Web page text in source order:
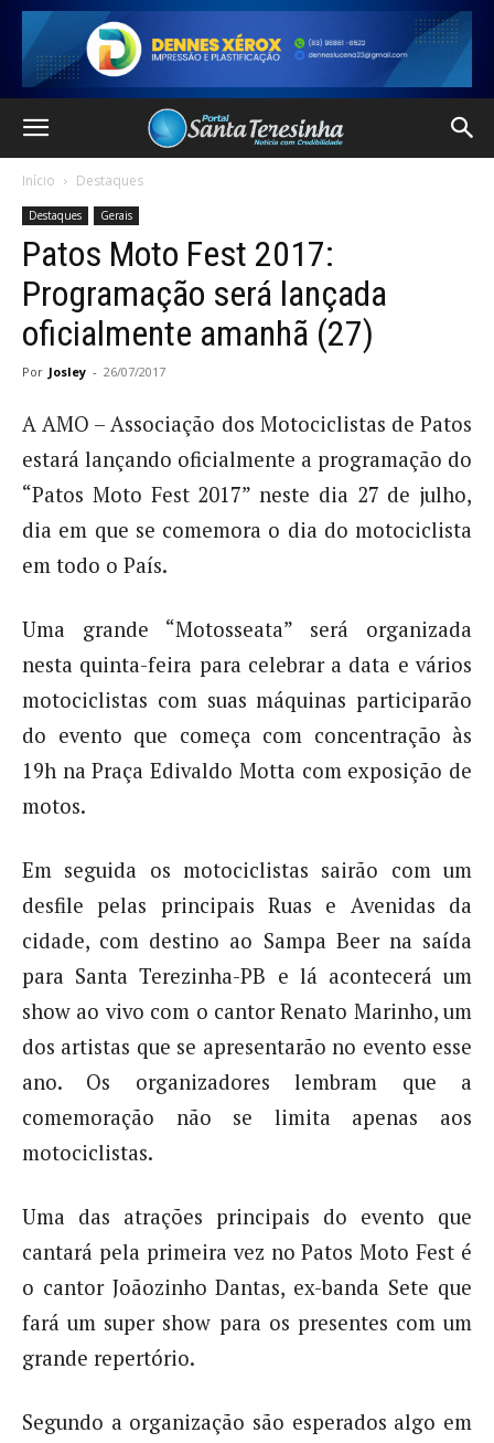
Início Destaques
Destaques Gerais
Patos Moto Fest 2017:
Programação será lançada
oficialmente amanhã (27)
Por Josley - 26/07/2017
A AMO – Associação dos Motociclistas de Patos
estará lançando oficialmente a programação do
“Patos Moto Fest 2017” neste dia 27 de julho,
dia em que se comemora o dia do motociclista
em todo o País.
Uma grande “Motosseata” será organizada
nesta quinta-feira para celebrar a data e vários
motociclistas com suas máquinas participarão
do evento que começa com concentração às
19h na Praça Edivaldo Motta com exposição de
motos.
Em seguida os motociclistas sairão com um
desfile pelas principais Ruas e Avenidas da
cidade, com destino ao Sampa Beer na saída
para Santa Terezinha-PB e lá acontecerá um
show ao vivo com o cantor Renato Marinho, um
dos artistas que se apresentarão no evento esse
ano. Os organizadores lembram que a
comemoração não se limita apenas aos
motociclistas.
Uma das atrações principais do evento que
cantará pela primeira vez no Patos Moto Fest é
o cantor Joãozinho Dantas, ex-banda Sete que
fará um super show para os presentes com um
grande repertório.
Segundo a organização são esperados algo em